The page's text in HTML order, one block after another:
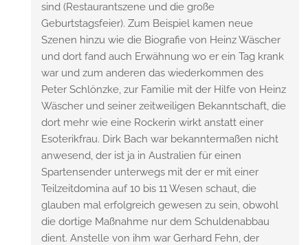
sind (Restaurantszene und die große
Geburtstagsfeier). Zum Beispiel kamen neue
Szenen hinzu wie die Biografie von Heinz Wäscher
und dort fand auch Erwähnung wo er ein Tag krank
war und zum anderen das wiederkommen des
Peter Schlönzke, zur Familie mit der Hilfe von Heinz
Wäscher und seiner zeitweiligen Bekanntschaft, die
dort mehr wie eine Rockerin wirkt anstatt einer
Esoterikfrau. Dirk Bach war bekanntermaßen nicht
anwesend, der ist ja in Australien für einen
Spartensender unterwegs mit der er mit einer
Teilzeitdomina auf 10 bis 11 Wesen schaut, die
glauben mal erfolgreich gewesen zu sein, obwohl
die dortige Maßnahme nur dem Schuldenabbau
dient. Anstelle von ihm war Gerhard Fehn, der